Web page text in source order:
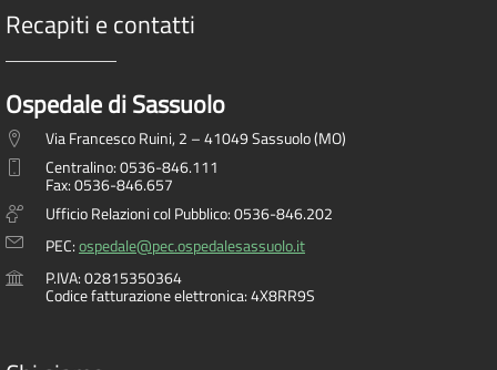
Recapiti e contatti
Ospedale di Sassuolo
Via Francesco Ruini, 2 – 41049 Sassuolo (MO)
Centralino: 0536-846.111
Fax: 0536-846.657
Ufficio Relazioni col Pubblico: 0536-846.202
PEC:ospedale@pec.ospedalesassuolo.it
P.IVA: 02815350364
Codice fatturazione elettronica: 4X8RR9S